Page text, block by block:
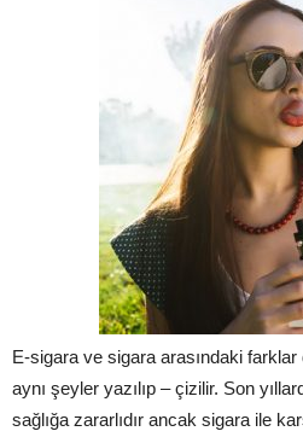
E-sigara ve sigara arasındaki
aynı şeyler yazılıp – çizilir. Son
sağlığa zararlıdır ancak sigara ile